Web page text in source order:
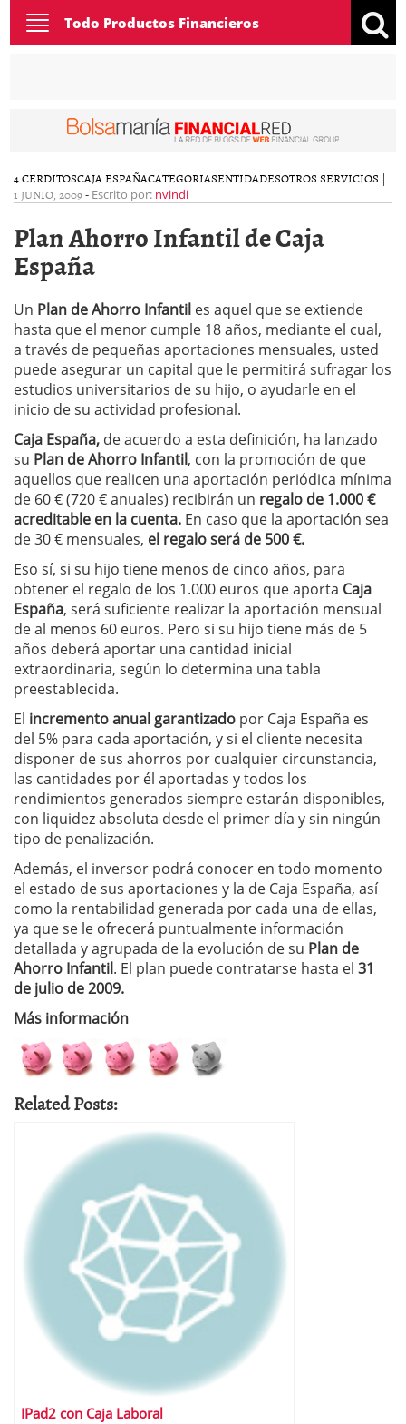
Toggle
navigation
Todo Productos Financieros
4 CERDITOSCAJA ESPAÑACATEGORIASENTIDADESOTROS SERVICIOS |
1 JUNIO, 2009- Escrito por: nvindi
Plan Ahorro Infantil de Caja
España
Un Plan de Ahorro Infantil es aquel que se extiende
hasta que el menor cumple 18 años, mediante el cual,
a través de pequeñas aportaciones mensuales, usted
puede asegurar un capital que le permitirá sufragar los
estudios universitarios de su hijo, o ayudarle en el
inicio de su actividad profesional.
Caja España, de acuerdo a esta definición, ha lanzado
su Plan de Ahorro Infantil, con la promoción de que
aquellos que realicen una aportación periódica mínima
de 60 € (720 € anuales) recibirán un regalo de 1.000 €
acreditable en la cuenta. En caso que la aportación sea
de 30 € mensuales, el regalo será de 500 €.
Eso sí, si su hijo tiene menos de cinco años, para
obtener el regalo de los 1.000 euros que aporta Caja
España, será suficiente realizar la aportación mensual
de al menos 60 euros. Pero si su hijo tiene más de 5
años deberá aportar una cantidad inicial
extraordinaria, según lo determina una tabla
preestablecida.
El incremento anual garantizado por Caja España es
del 5% para cada aportación, y si el cliente necesita
disponer de sus ahorros por cualquier circunstancia,
las cantidades por él aportadas y todos los
rendimientos generados siempre estarán disponibles,
con liquidez absoluta desde el primer día y sin ningún
tipo de penalización.
Además, el inversor podrá conocer en todo momento
el estado de sus aportaciones y la de Caja España, así
como la rentabilidad generada por cada una de ellas,
ya que se le ofrecerá puntualmente información
detallada y agrupada de la evolución de su Plan de
Ahorro Infantil. El plan puede contratarse hasta el 31
de julio de 2009.
Más información
Related Posts:
IPad2 con Caja Laboral